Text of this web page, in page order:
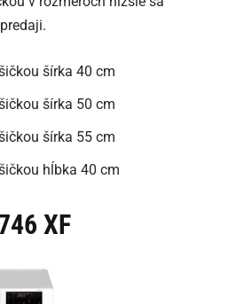
šírka 40 cm
šírka 50 cm
šírka 55 cm
hĺbka 40 cm
XF